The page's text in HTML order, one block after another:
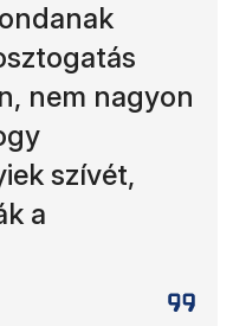
nem nagyon
szívét,
a